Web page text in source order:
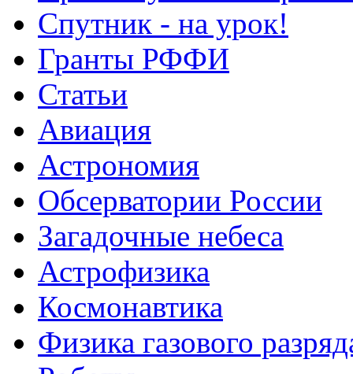
Спутник - на урок!
Гранты РФФИ
Статьи
Авиация
Астрономия
Обсерватории России
Загадочные небеса
Астрофизика
Космонавтика
Физика газового